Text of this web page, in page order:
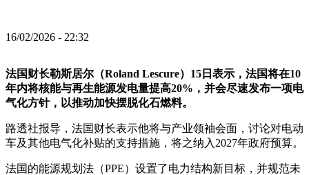
16/02/2026 - 22:32
法国财长勒斯居尔（Roland Lescure）15日表示，法国将在10
年内将核能与再生能源发电量提高20%，并会尽速发布一项电
气化方针，以推动加快摆脱化石燃料。
路透社报导，法国财长表示他将与产业领袖会面，讨论对电动
车及其他电气化补贴的支持措施，将之纳入2027年政府预算。
法国的能源规划法（PPE）设置了电力结构新目标，并规范未